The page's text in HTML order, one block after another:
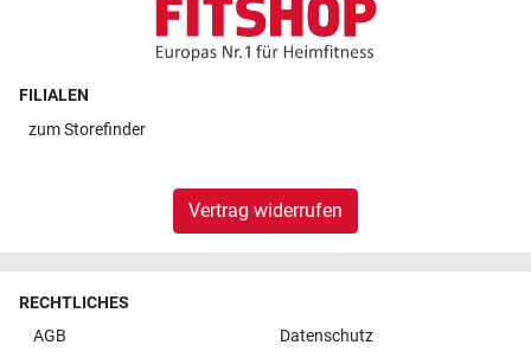
FILIALEN
zumStorefinder
Vertrag widerrufen
RECHTLICHES
AGB
Datenschutz